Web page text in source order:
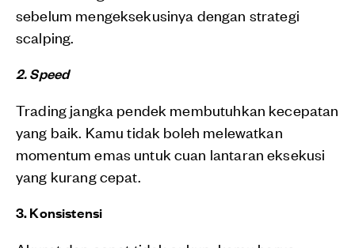
sebelum mengeksekusinya dengan strategi
scalping.
2. Speed
Trading jangka pendek membutuhkan kecepatan
yang baik. Kamu tidak boleh melewatkan
momentum emas untuk cuan lantaran eksekusi
yang kurang cepat.
3. Konsistensi